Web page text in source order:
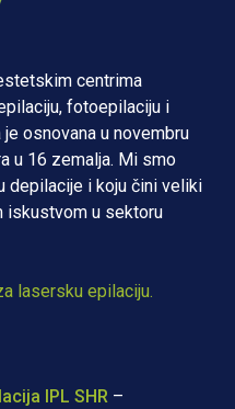
centrima
fotoepilaciju i
osnovana u novembru
u 16 zemalja. Mi smo
depilacije i koju čini veliki
iskustvom u sektoru
lasersku epilaciju.
IPL SHR –